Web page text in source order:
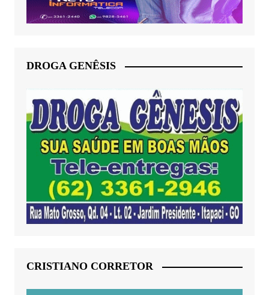
DROGA GENÊSIS
CRISTIANO CORRETOR